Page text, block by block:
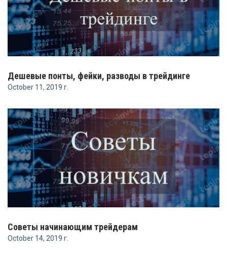
Дешевые понты, фейки, разводы в трейдинге
October 11, 2019 г.
Советы начинающим трейдерам
October 14, 2019 г.